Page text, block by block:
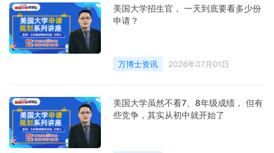
美国大学招生官， 一天到底要看多少份
申请？
万博士资讯 2026年07月01日
美国大学虽然不看7、8年级成绩， 但有
些竞争，其实从初中就开始了